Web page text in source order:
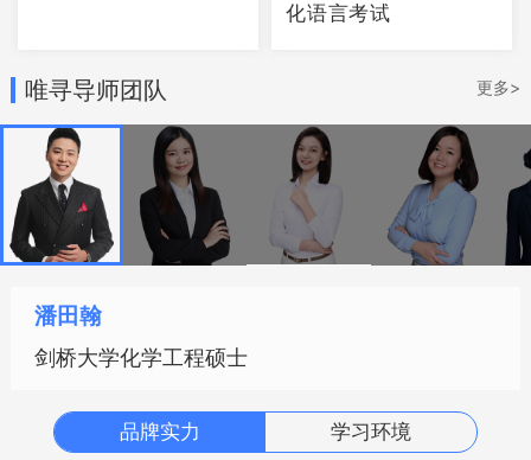
管理与行政：雅思6.5
化语言考试
唯寻导师团队 更多>
潘田翰
剑桥大学化学工程硕士
品牌实力 学习环境